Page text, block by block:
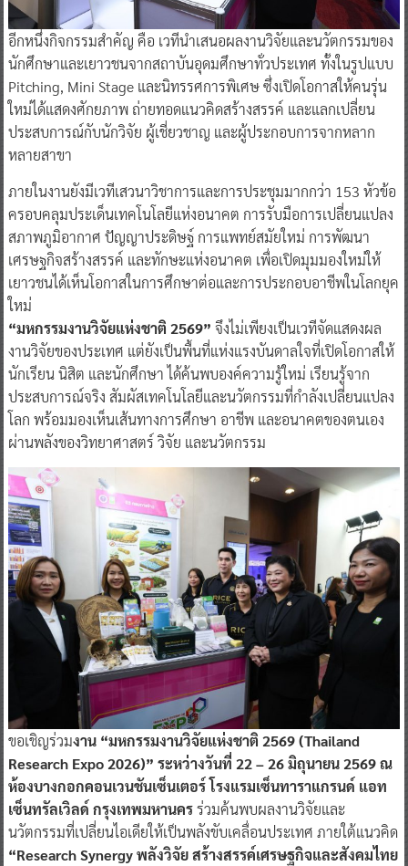
อีกหนึ่งกิจกรรมสำคัญ คือ เวทีนำเสนอผลงานวิจัยและนวัตกรรมของ
นักศึกษาและเยาวชนจากสถาบันอุดมศึกษาทั่วประเทศ ทั้งในรูปแบบ
Pitching, Mini Stage และนิทรรศการพิเศษ ซึ่งเปิดโอกาสให้คนรุ่น
ใหม่ได้แสดงศักยภาพ ถ่ายทอดแนวคิดสร้างสรรค์ และแลกเปลี่ยน
ประสบการณ์กับนักวิจัย ผู้เชี่ยวชาญ และผู้ประกอบการจากหลาก
หลายสาขา
ภายในงานยังมีเวทีเสวนาวิชาการและการประชุมมากกว่า 153 หัวข้อ
ครอบคลุมประเด็นเทคโนโลยีแห่งอนาคต การรับมือการเปลี่ยนแปลง
สภาพภูมิอากาศ ปัญญาประดิษฐ์ การแพทย์สมัยใหม่ การพัฒนา
เศรษฐกิจสร้างสรรค์ และทักษะแห่งอนาคต เพื่อเปิดมุมมองใหม่ให้
เยาวชนได้เห็นโอกาสในการศึกษาต่อและการประกอบอาชีพในโลกยุค
ใหม่
“มหกรรมงานวิจัยแห่งชาติ 2569” จึงไม่เพียงเป็นเวทีจัดแสดงผล
งานวิจัยของประเทศ แต่ยังเป็นพื้นที่แห่งแรงบันดาลใจที่เปิดโอกาสให้
นักเรียน นิสิต และนักศึกษา ได้ค้นพบองค์ความรู้ใหม่ เรียนรู้จาก
ประสบการณ์จริง สัมผัสเทคโนโลยีและนวัตกรรมที่กำลังเปลี่ยนแปลง
โลก พร้อมมองเห็นเส้นทางการศึกษา อาชีพ และอนาคตของตนเอง
ผ่านพลังของวิทยาศาสตร์ วิจัย และนวัตกรรม
ขอเชิญร่วมงาน “มหกรรมงานวิจัยแห่งชาติ 2569 (Thailand
Research Expo 2026)” ระหว่างวันที่ 22 – 26 มิถุนายน 2569 ณ
ห้องบางกอกคอนเวนชันเซ็นเตอร์ โรงแรมเซ็นทาราแกรนด์ แอท
เซ็นทรัลเวิลด์ กรุงเทพมหานครร่วมค้นพบผลงานวิจัยและ
นวัตกรรมที่เปลี่ยนไอเดียให้เป็นพลังขับเคลื่อนประเทศ ภายใต้แนวคิด
“Research Synergy พลังวิจัย สร้างสรรค์เศรษฐกิจและสังคมไทย